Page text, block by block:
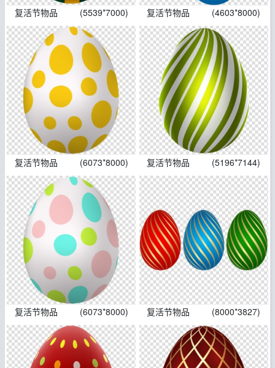
复活节物品 (5539*7000) 复活节物品 (4603*8000)
复活节物品 (6073*8000) 复活节物品 (5196*7144)
复活节物品 (6073*8000) 复活节物品 (8000*3827)